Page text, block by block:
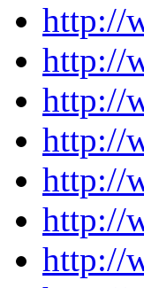
http://
http://
http://
http://
http://
http://
http://